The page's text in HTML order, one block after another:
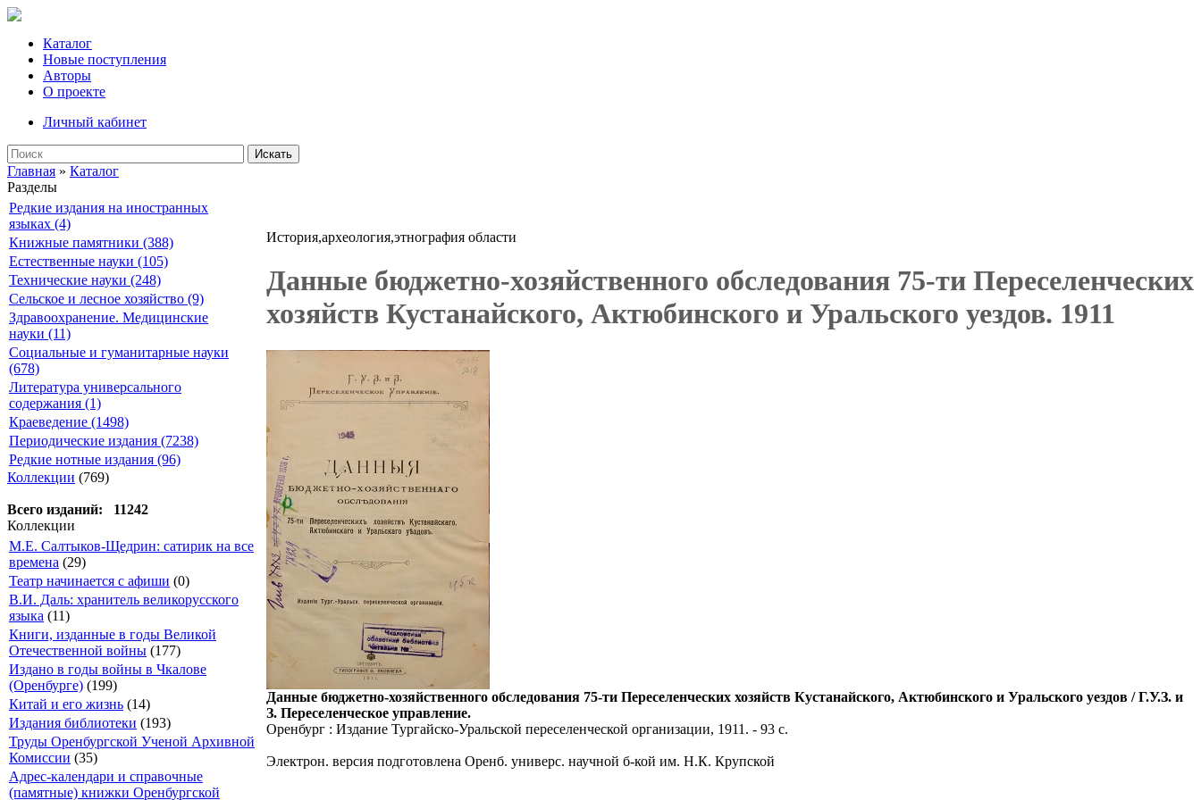
Каталог
Новые поступления
Авторы
О проекте
Личный кабинет
Искать
Главная » Каталог
Разделы
Редкие издания на иностранных
языках (4)
Книжные памятники (388)
Естественные науки (105)
Технические науки (248)
Сельское и лесное хозяйство (9)
Здравоохранение. Медицинские
науки (11)
Социальные и гуманитарные науки
(678)
Литература универсального
содержания (1)
Краеведение (1498)
Периодические издания (7238)
Редкие нотные издания (96)
Коллекции (769)
Всего изданий: 11242
Коллекции
М.Е. Салтыков-Щедрин: сатирик на все
времена (29)
Театр начинается с афиши (0)
В.И. Даль: хранитель великорусского
языка (11)
Книги, изданные в годы Великой
Отечественной войны (177)
Издано в годы войны в Чкалове
(Оренбурге) (199)
Китай и его жизнь (14)
Издания библиотеки (193)
Труды Оренбургской Ученой Архивной
Комиссии (35)
Адрес-календари и справочные
(памятные) книжки Оренбургской
История,археология,этнография области
Данные бюджетно-хозяйственного обследования 75-ти Переселенческих
хозяйств Кустанайского, Актюбинского и Уральского уездов. 1911
Данные бюджетно-хозяйственного обследования 75-ти Переселенческих хозяйств Кустанайского, Актюбинского и Уральского уездов / Г.У.З. и
З. Переселенческое управление.
Оренбург : Издание Тургайско-Уральской переселенческой организации, 1911. - 93 с.
Электрон. версия подготовлена Оренб. универс. научной б-кой им. Н.К. Крупской